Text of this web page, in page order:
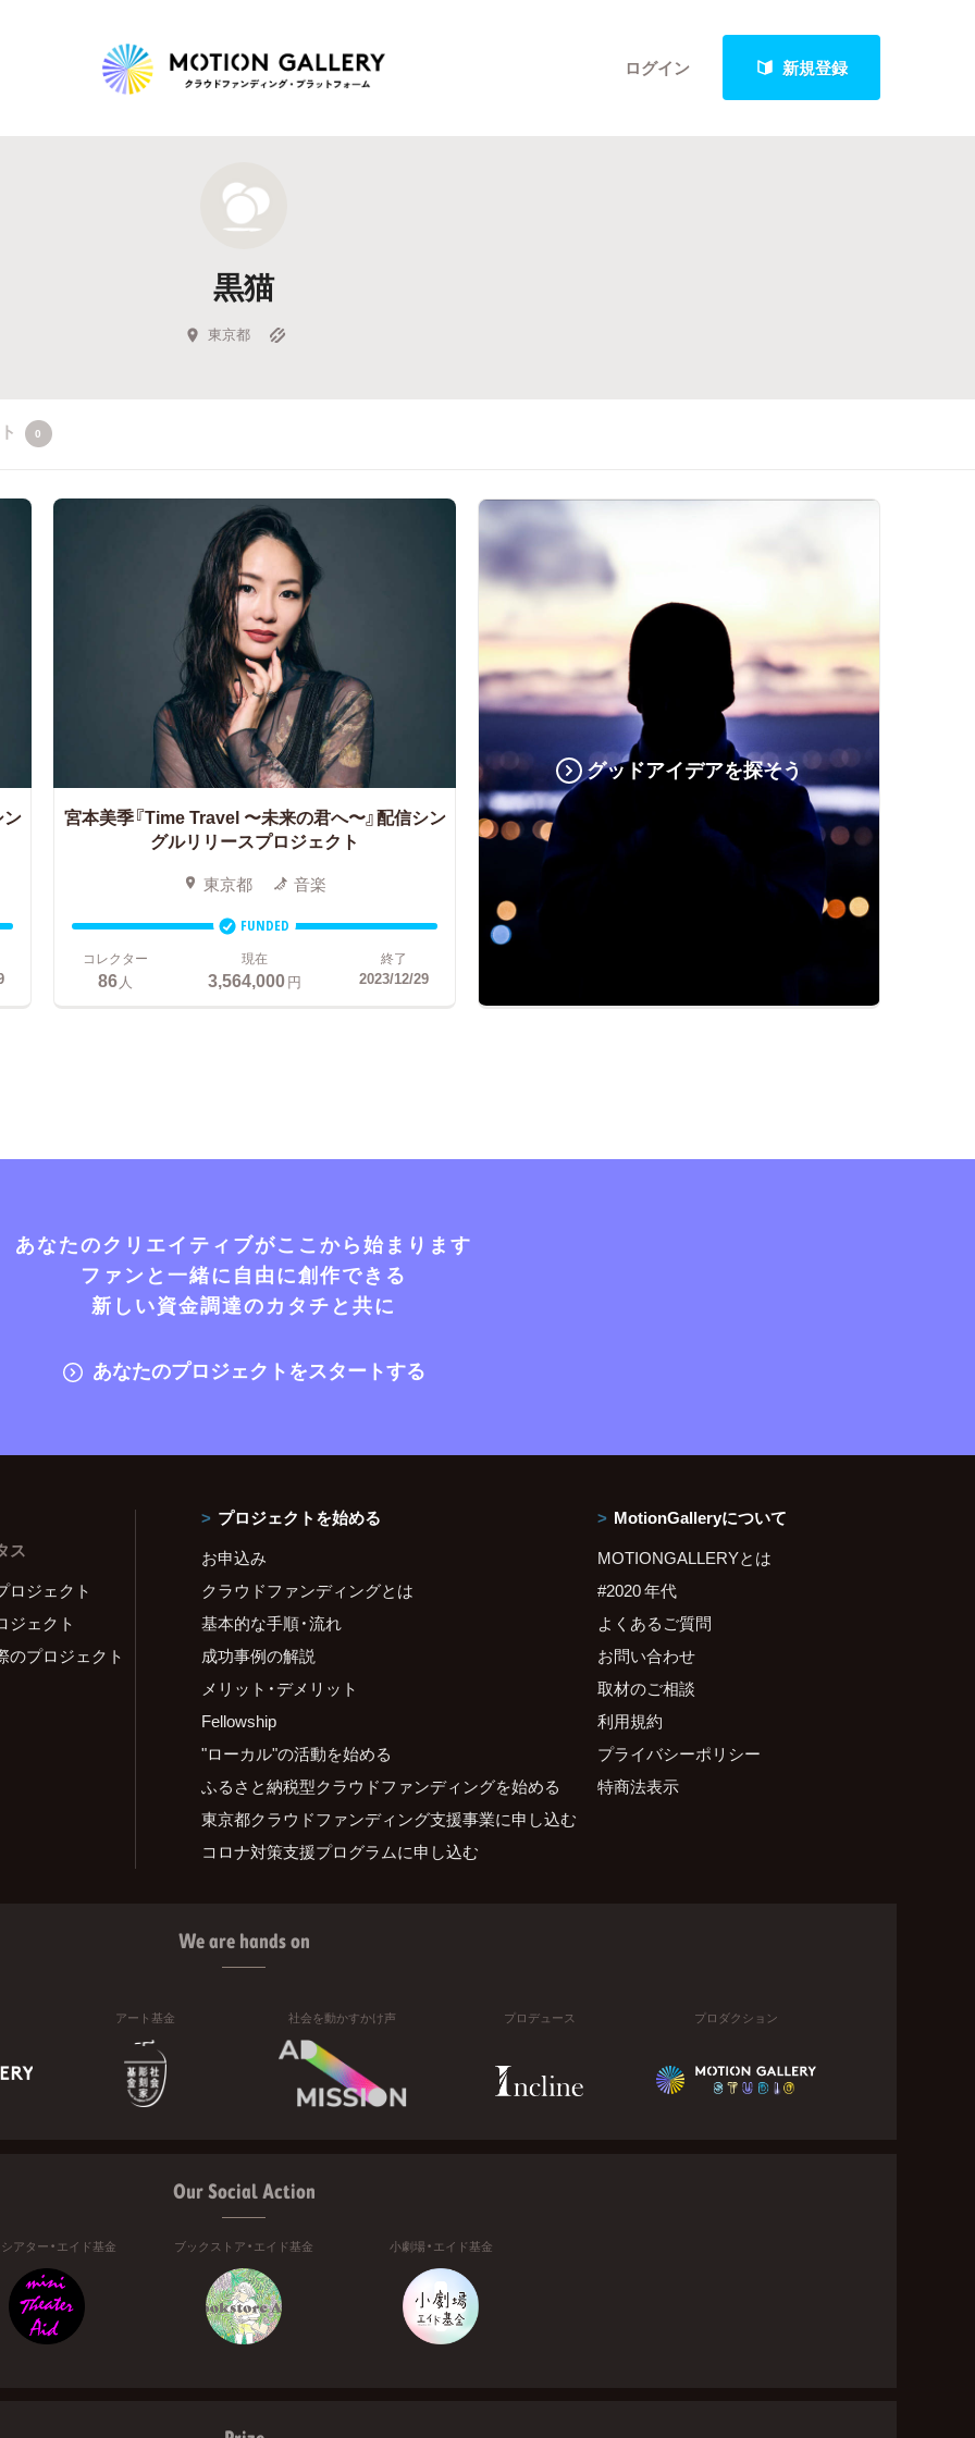
ログイン 新規登録
新着プロジェクト
Feature
キュレーターから探す
黒猫
東京都
0
宮本美季『Time Travel 〜未来の君へ〜』配信シン
グルリリースプロジェクト
東京都 音楽
FUNDED
コレクター
86人
現在
3,564,000円
終了
2023/12/29
グッドアイデアを探そう
あなたのクリエイティブがここから始まります
ファンと一緒に自由に創作できる
新しい資金調達のカタチと共に
あなたのプロジェクトをスタートする
ス
ロジェクト
ジェクト
のプロジェクト
プロジェクトを始める
お申込み
クラウドファンディングとは
基本的な手順・流れ
成功事例の解説
メリット・デメリット
Fellowship
"ローカル"の活動を始める
ふるさと納税型クラウドファンディングを始める
東京都クラウドファンディング支援事業に申し込む
コロナ対策支援プログラムに申し込む
MotionGalleryについて
MOTIONGALLERYとは
#2020 年代
よくあるご質問
お問い合わせ
取材のご相談
利用規約
プライバシーポリシー
特商法表示
We are hands on
アート基金 社会を動かすかけ声 プロデュース プロダクション
Our Social Action
アター・エイド基金 ブックストア・エイド基金 小劇場・エイド基金